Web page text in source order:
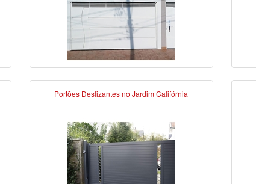
Portões Deslizantes no Jardim Califórnia